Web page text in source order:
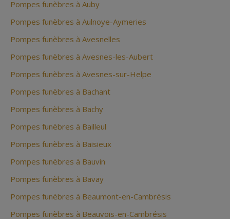
Pompes funèbres à Auby
Pompes funèbres à Aulnoye-Aymeries
Pompes funèbres à Avesnelles
Pompes funèbres à Avesnes-les-Aubert
Pompes funèbres à Avesnes-sur-Helpe
Pompes funèbres à Bachant
Pompes funèbres à Bachy
Pompes funèbres à Bailleul
Pompes funèbres à Baisieux
Pompes funèbres à Bauvin
Pompes funèbres à Bavay
Pompes funèbres à Beaumont-en-Cambrésis
Pompes funèbres à Beauvois-en-Cambrésis